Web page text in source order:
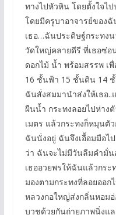
ทางไปหัวหิน โดยตั้งใจ
โดยมีครูบาอาจารย์ของ
เธอ…ฉันประดิษฐ์กระทง
วัดใหญ่คลายดีรี ที่เธอซ่
ดอกไม้ น้ำ พร้อมสรรพ เ
16 ชั้นฟ้า 15 ชั้นดิน 14
ฉันสั่งสมมานำส่งให้เธอ
ผืนน้ำ กระทงลอยไปห่าง
เมตร แล้วกระทงก็หมุน
ฉันนั่งอยู่ ฉันจึงเอื้อมมือไ
ว่า ฉันจะไม่มีวันลืมคำมั่
เธออวยพรให้ฉันแล้วกร
มองตามกระทงที่ลอยออ
หลวงกอใหญ่ส่งกลิ่นหอม
บวชด้วยกันถ่ายภาพนิ่งแ